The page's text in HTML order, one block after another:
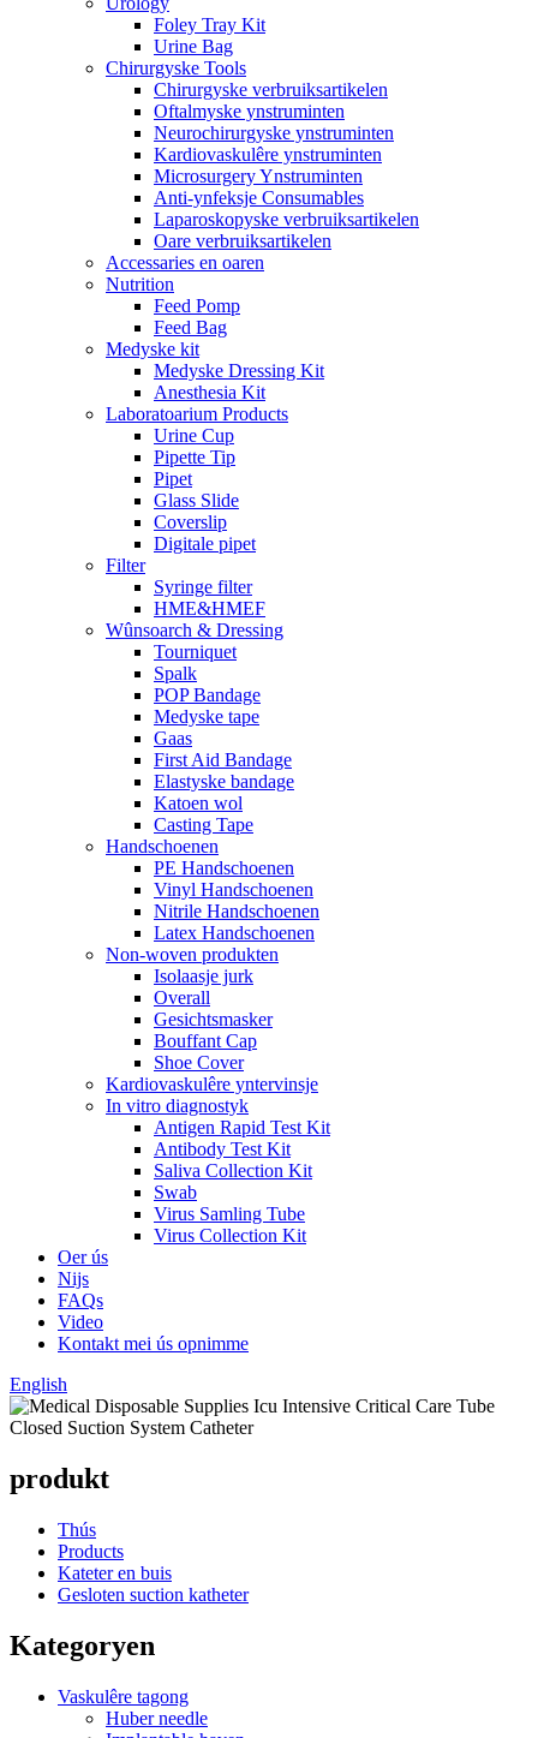
Foley Tray Kit
Urine Bag
Chirurgyske Tools
Chirurgyske verbruiksartikelen
Oftalmyske ynstruminten
Neurochirurgyske ynstruminten
Kardiovaskulêre ynstruminten
Microsurgery Ynstruminten
Anti-ynfeksje Consumables
Laparoskopyske verbruiksartikelen
Oare verbruiksartikelen
Accessaries en oaren
Nutrition
Feed Pomp
Feed Bag
Medyske kit
Medyske Dressing Kit
Anesthesia Kit
Laboratoarium Products
Urine Cup
Pipette Tip
Pipet
Glass Slide
Coverslip
Digitale pipet
Filter
Syringe filter
HME&HMEF
Wûnsoarch & Dressing
Tourniquet
Spalk
POP Bandage
Medyske tape
Gaas
First Aid Bandage
Elastyske bandage
Katoen wol
Casting Tape
Handschoenen
PE Handschoenen
Vinyl Handschoenen
Nitrile Handschoenen
Latex Handschoenen
Non-woven produkten
Isolaasje jurk
Overall
Gesichtsmasker
Bouffant Cap
Shoe Cover
Kardiovaskulêre yntervinsje
In vitro diagnostyk
Antigen Rapid Test Kit
Antibody Test Kit
Saliva Collection Kit
Swab
Virus Samling Tube
Virus Collection Kit
Oer ús
Nijs
FAQs
Video
Kontakt mei ús opnimme
English
produkt
Thús
Products
Kateter en buis
Gesloten suction katheter
Kategoryen
Vaskulêre tagong
Huber needle